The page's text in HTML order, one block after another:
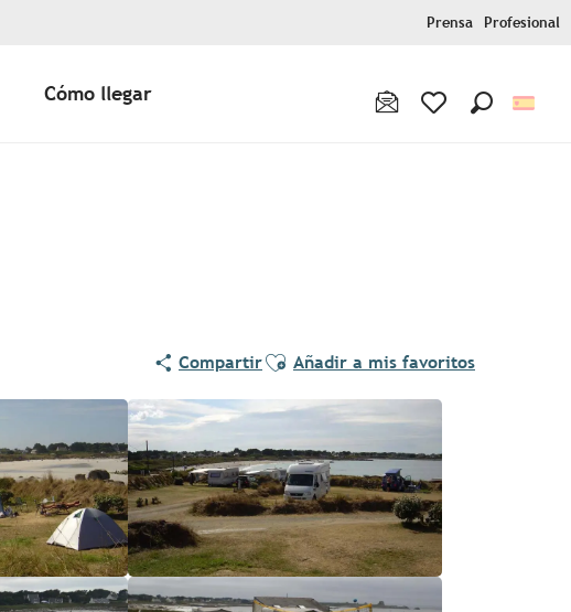
Prensa Profesional
Cómo llegar
CompartirAjouter aux favoris
Añadir a mis favoritos